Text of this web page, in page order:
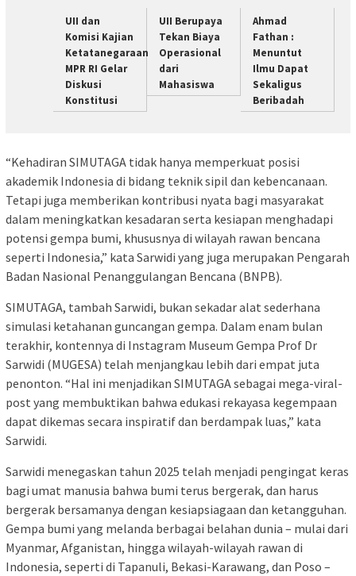
UII dan
Komisi Kajian
Ketatanegaraan
MPR RI Gelar
Diskusi
Konstitusi
UII Berupaya
Tekan Biaya
Operasional
dari
Mahasiswa
Ahmad
Fathan :
Menuntut
Ilmu Dapat
Sekaligus
Beribadah
“Kehadiran SIMUTAGA tidak hanya memperkuat posisi
akademik Indonesia di bidang teknik sipil dan kebencanaan.
Tetapi juga memberikan kontribusi nyata bagi masyarakat
dalam meningkatkan kesadaran serta kesiapan menghadapi
potensi gempa bumi, khususnya di wilayah rawan bencana
seperti Indonesia,” kata Sarwidi yang juga merupakan Pengarah
Badan Nasional Penanggulangan Bencana (BNPB).
SIMUTAGA, tambah Sarwidi, bukan sekadar alat sederhana
simulasi ketahanan guncangan gempa. Dalam enam bulan
terakhir, kontennya di Instagram Museum Gempa Prof Dr
Sarwidi (MUGESA) telah menjangkau lebih dari empat juta
penonton. “Hal ini menjadikan SIMUTAGA sebagai mega-viral-
post yang membuktikan bahwa edukasi rekayasa kegempaan
dapat dikemas secara inspiratif dan berdampak luas,” kata
Sarwidi.
Sarwidi menegaskan tahun 2025 telah menjadi pengingat keras
bagi umat manusia bahwa bumi terus bergerak, dan harus
bergerak bersamanya dengan kesiapsiagaan dan ketangguhan.
Gempa bumi yang melanda berbagai belahan dunia – mulai dari
Myanmar, Afganistan, hingga wilayah-wilayah rawan di
Indonesia, seperti di Tapanuli, Bekasi-Karawang, dan Poso –